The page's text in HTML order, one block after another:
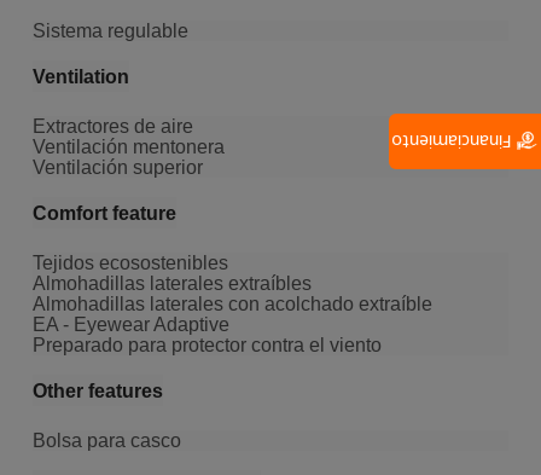
Sistema regulable
Ventilation
Extractores de aire
Ventilación mentonera
Ventilación superior
Comfort feature
Tejidos ecosostenibles
Almohadillas laterales extraíbles
Almohadillas laterales con acolchado extraíble
EA - Eyewear Adaptive
Preparado para protector contra el viento
Other features
Bolsa para casco
Financiamiento